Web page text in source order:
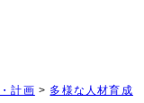
計画 > 多様な人材育成